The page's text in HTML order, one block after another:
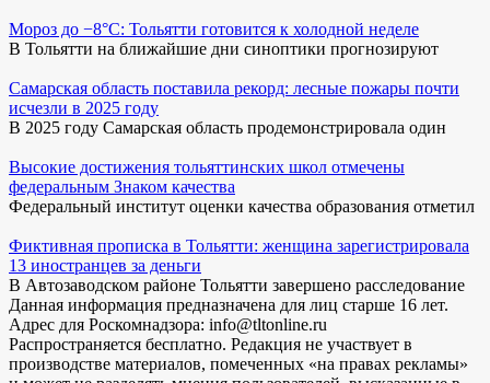
Мороз до −8°C: Тольятти готовится к холодной неделе
В Тольятти на ближайшие дни синоптики прогнозируют
Самарская область поставила рекорд: лесные пожары почти
исчезли в 2025 году
В 2025 году Самарская область продемонстрировала один
Высокие достижения тольяттинских школ отмечены
федеральным Знаком качества
Федеральный институт оценки качества образования отметил
Фиктивная прописка в Тольятти: женщина зарегистрировала
13 иностранцев за деньги
В Автозаводском районе Тольятти завершено расследование
Данная информация предназначена для лиц старше 16 лет.
Адрес для Роскомнадзора: info@tltonline.ru
Распространяется бесплатно. Редакция не участвует в
производстве материалов, помеченных «на правах рекламы»